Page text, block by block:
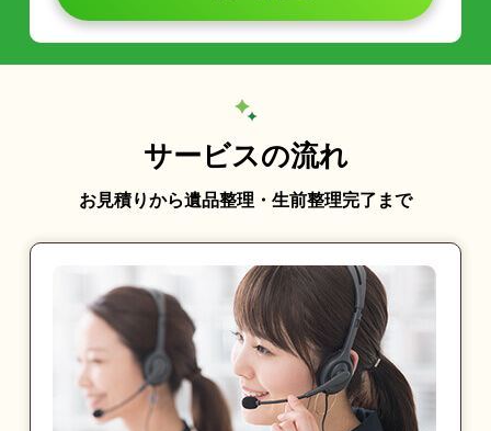
サービスの流れ
お見積りから遺品整理・生前整理完了まで